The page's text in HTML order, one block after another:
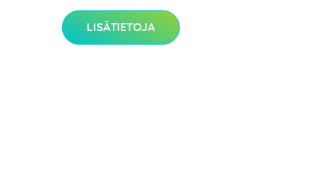
LISÄTIETOJA